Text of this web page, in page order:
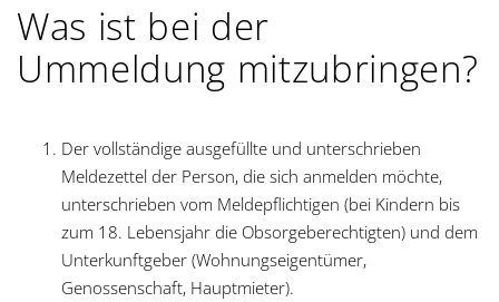
Was ist bei der
Ummeldung mitzubringen?
Der vollständige ausgefüllte und unterschrieben
Meldezettel der Person, die sich anmelden möchte,
unterschrieben vom Meldepflichtigen (bei Kindern bis
zum 18. Lebensjahr die Obsorgeberechtigten) und dem
Unterkunftgeber (Wohnungseigentümer,
Genossenschaft, Hauptmieter).